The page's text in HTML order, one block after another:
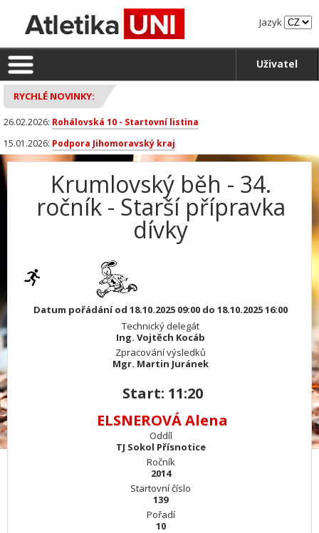
Jazyk
Uživatel
RYCHLÉ NOVINKY:
26.02.2026: Rohálovská 10 - Startovní listina
15.01.2026: Podpora Jihomoravský kraj
Krumlovský běh - 34.
ročník - Starší přípravka
dívky
Datum pořádání od 18.10.2025 09:00 do 18.10.2025 16:00
Technický delegát
Ing. Vojtěch Kocáb
Zpracování výsledků
Mgr. Martin Juránek
Start: 11:20
ELSNEROVÁ Alena
Oddíl
TJ Sokol Přísnotice
Ročník
2014
Startovní číslo
139
Pořadí
10